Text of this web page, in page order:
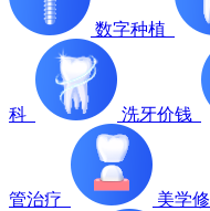
数字种植
科 洗牙价钱
管治疗 美学